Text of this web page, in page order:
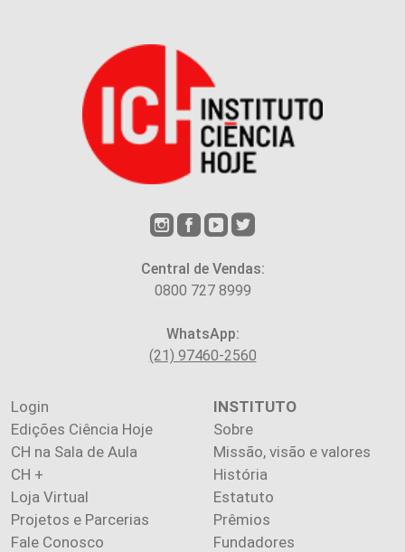
Central de Vendas:
0800 727 8999
WhatsApp:
(21) 97460-2560
Login
Edições Ciência Hoje
CH na Sala de Aula
CH +
Loja Virtual
Projetos e Parcerias
Fale Conosco
INSTITUTO
Sobre
Missão, visão e valores
História
Estatuto
Prêmios
Fundadores